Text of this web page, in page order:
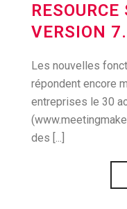
VERSION
Les nouvelles
répondent encore
entreprises le 30
des [...]